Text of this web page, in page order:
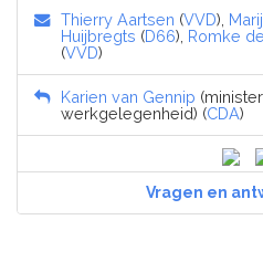
Thierry Aartsen (VVD),
Huijbregts (D66), Romke
(VVD)
Karien van Gennip
werkgelegenheid) (CDA)
Vragen en